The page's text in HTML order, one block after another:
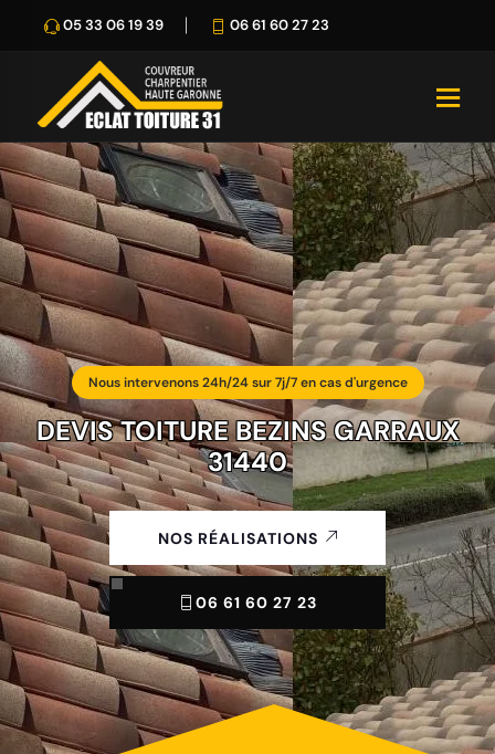
05 33 06 19 39 06 61 60 27 23
Nous intervenons 24h/24 sur 7j/7 en cas d'urgence
DEVIS TOITURE BEZINS GARRAUX
31440
NOS RÉALISATIONS
06 61 60 27 23